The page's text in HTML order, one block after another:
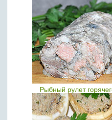
Рыбный рулет